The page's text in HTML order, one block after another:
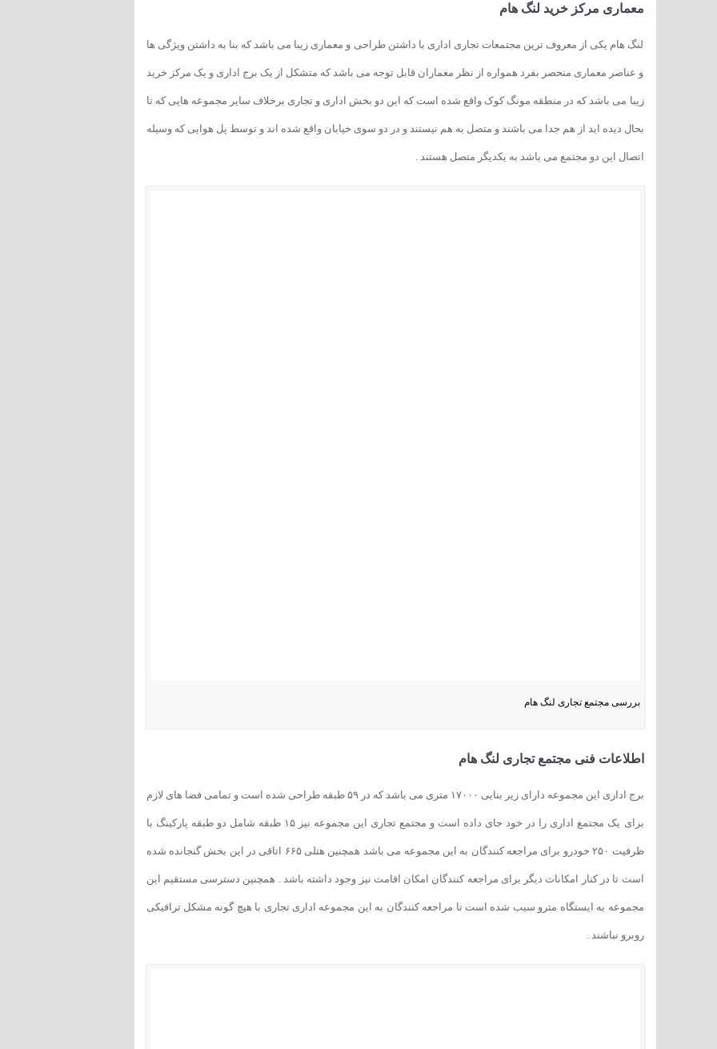
معماری مرکز خرید لنگ هام
لنگ هام یکی از معروف ترین مجتمعات تجاری اداری با داشتن طراحی و معماری زیبا می باشد که بنا به داشتن ویژگی ها
و عناصر معماری منحصر بفرد همواره از نظر معماران قابل توجه می باشد که متشکل از یک برج اداری و یک مرکز خرید
زیبا می باشد که در منطقه مونگ کوک واقع شده است که این دو بخش اداری و تجاری برخلاف سایر مجموعه هایی که تا
بحال دیده اید از هم جدا می باشند و متصل به هم نیستند و در دو سوی خیابان واقع شده اند و توسط پل هوایی که وسیله
اتصال این دو مجتمع می باشد به یکدیگر متصل هستند .
بررسی مجتمع تجاری لنگ هام
اطلاعات فنی مجتمع تجاری لنگ هام
برج اداری این مجموعه دارای زیر بنایی ۱۷۰۰۰ متری می باشد که در ۵۹ طبقه طراحی شده است و تمامی فضا های لازم
برای یک مجتمع اداری را در خود جای داده است و مجتمع تجاری این مجموعه نیز ۱۵ طبقه شامل دو طبقه پارکینگ با
ظرفیت ۲۵۰ خودرو برای مراجعه کنندگان به این مجموعه می باشد همچنین هتلی ۶۶۵ اتاقی در این بخش گنجانده شده
است تا در کنار امکانات دیگر برای مراجعه کنندگان امکان اقامت نیز وجود داشته باشد . همچنین دسترسی مستقیم این
مجموعه به ایستگاه مترو سبب شده است تا مراجعه کنندگان به این مجموعه اداری تجاری با هیچ گونه مشکل ترافیکی
روبرو نباشند .